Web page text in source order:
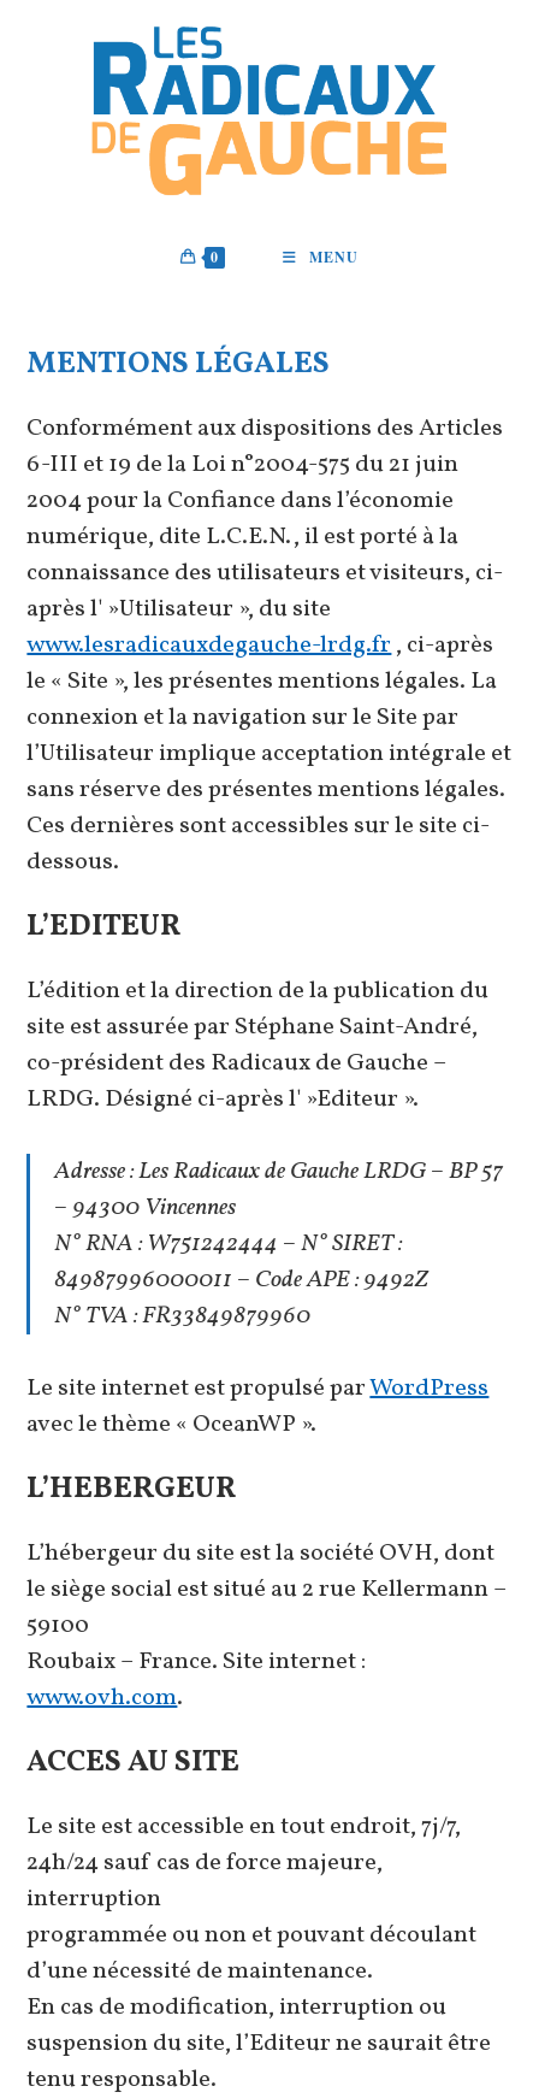
0 MENU
MENTIONS LÉGALES
Conformément aux dispositions des Articles
6-III et 19 de la Loi n°2004-575 du 21 juin
2004 pour la Confiance dans l’économie
numérique, dite L.C.E.N., il est porté à la
connaissance des utilisateurs et visiteurs, ci-
après l' »Utilisateur », du site
www.lesradicauxdegauche-lrdg.fr, ci-après
le « Site », les présentes mentions légales. La
connexion et la navigation sur le Site par
l’Utilisateur implique acceptation intégrale et
sans réserve des présentes mentions légales.
Ces dernières sont accessibles sur le site ci-
dessous.
L’EDITEUR
L’édition et la direction de la publication du
site est assurée par Stéphane Saint-André,
co-président des Radicaux de Gauche –
LRDG. Désigné ci-après l' »Editeur ».
Adresse : Les Radicaux de Gauche LRDG – BP 57
– 94300 Vincennes
N° RNA : W751242444 – N° SIRET :
84987996000011 – Code APE : 9492Z
N° TVA : FR33849879960
Le site internet est propulsé parWordPress
avec le thème « OceanWP ».
L’HEBERGEUR
L’hébergeur du site est la société OVH, dont
le siège social est situé au 2 rue Kellermann –
59100
Roubaix – France. Site internet :
www.ovh.com.
ACCES AU SITE
Le site est accessible en tout endroit, 7j/7,
24h/24 sauf cas de force majeure,
interruption
programmée ou non et pouvant découlant
d’une nécessité de maintenance.
En cas de modification, interruption ou
suspension du site, l’Editeur ne saurait être
tenu responsable.